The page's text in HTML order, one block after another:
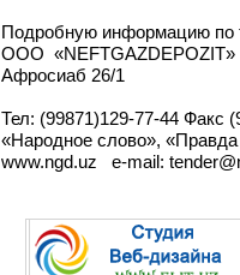
Подробную информацию по
ООО «NEFTGAZDEPOZIT»
Афросиаб 26/1
Тел: (99871)129-77-44 Факс
«Народное слово»,
www.ngd.uz e-mail: